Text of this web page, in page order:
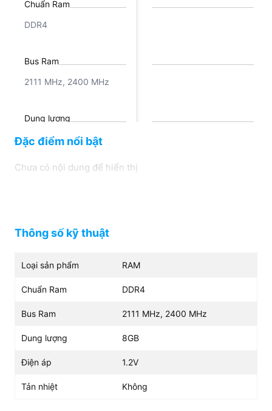
Chuẩn Ram
DDR4
Bus Ram
2111 MHz, 2400 MHz
Dung lượng
8GB
Đặc điểm nổi bật
Chưa có nội dung để hiển thị
Thông số kỹ thuật
Loại sản phẩm RAM
Chuẩn Ram DDR4
Bus Ram 2111 MHz, 2400 MHz
Dung lượng 8GB
Điện áp 1.2V
Tản nhiệt Không